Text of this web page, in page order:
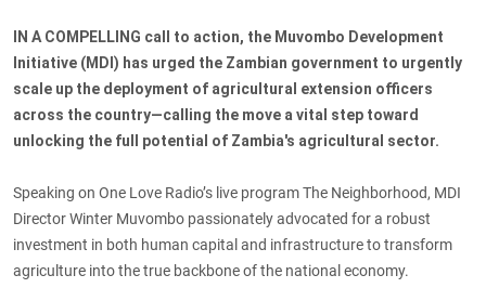
IN A COMPELLING call to action, the Muvombo Development
Initiative (MDI) has urged the Zambian government to urgently
scale up the deployment of agricultural extension officers
across the country—calling the move a vital step toward
unlocking the full potential of Zambia's agricultural sector.
Speaking on One Love Radio’s live program The Neighborhood, MDI
Director Winter Muvombo passionately advocated for a robust
investment in both human capital and infrastructure to transform
agriculture into the true backbone of the national economy.